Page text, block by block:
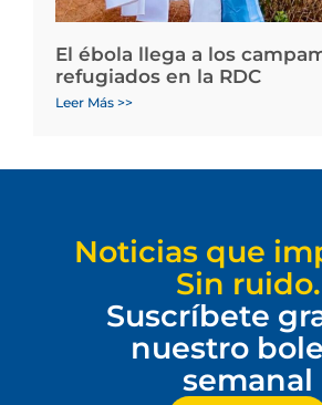
El ébola llega a los
refugiados en la RDC
Leer Más >>
Noticias que
Sin ruido.
Suscríbete
nuestro
semanal